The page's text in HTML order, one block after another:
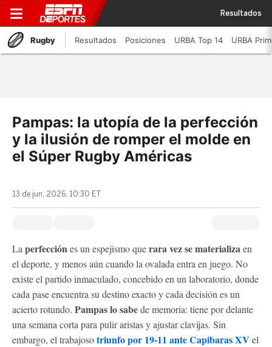
Resultados
Rugby Resultados Posiciones URBA Top 14 URBA
Pampas: la utopía de la perfección
y la ilusión de romper el molde en
el Súper Rugby Américas
13 de jun, 2026, 10:30 ET
La perfecciónes un espejismo querara vez se materializaen
el deporte, y menos aún cuando la ovalada entra en juego. No
existe el partido inmaculado, concebido en un laboratorio, donde
cada pase encuentra su destino exacto y cada decisión es un
acierto rotundo. Pampas lo sabede memoria: tiene por delante
una semana corta para pulir aristas y ajustar clavijas. Sin
embargo, el trabajosotriunfo por 19-11 ante Capibaras XVel